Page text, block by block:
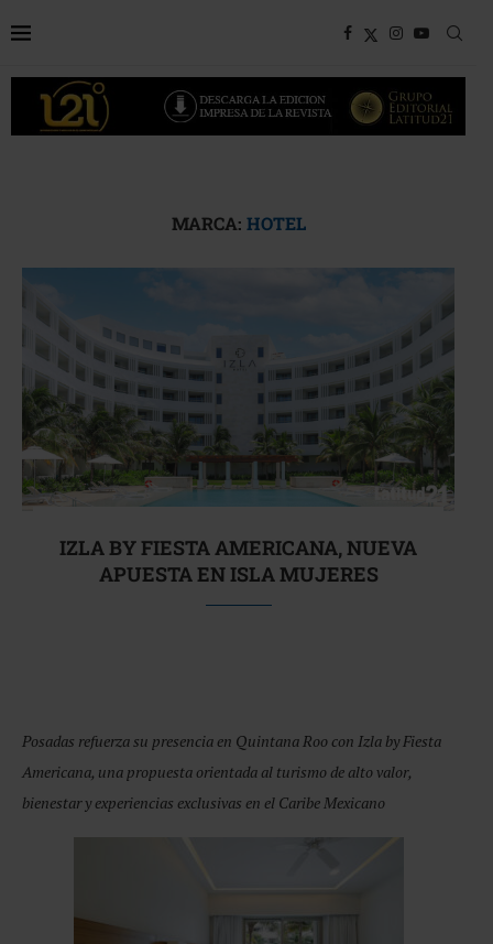
MARCA: HOTEL
IZLA BY FIESTA AMERICANA, NUEVA
APUESTA EN ISLA MUJERES
Posadas refuerza su presencia en Quintana Roo con Izla by Fiesta
Americana, una propuesta orientada al turismo de alto valor,
bienestar y experiencias exclusivas en el Caribe Mexicano